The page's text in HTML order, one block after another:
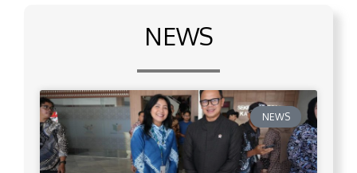
NEWS
NEWS